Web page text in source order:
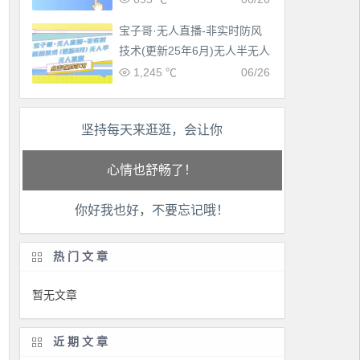
宝子哥·无人直播-非实时防风
技术(更新25年6月)无人半无人
直播
06/26
1,245 ℃
坚持每天来逛逛，会让你
工作也轻松了！
生活也美好了！
心情也舒畅了！
走路也有劲了！
腰也不酸了！
你好我也好，不要忘记哦！
热门文章
暂无文章
近期文章